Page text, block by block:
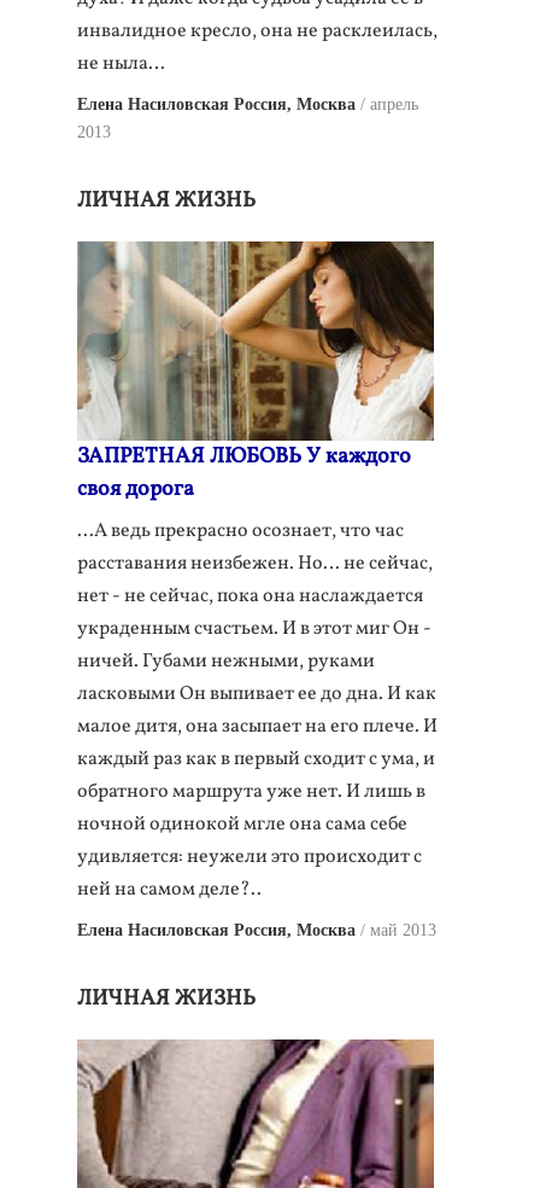
инвалидное кресло, она не расклеилась,
не ныла…
Елена Насиловская Россия, Москва
апрель
2013
ЛИЧНАЯ ЖИЗНЬ
ЗАПРЕТНАЯ ЛЮБОВЬ У каждого
своя дорога
...А ведь прекрасно осознает, что час
расставания неизбежен. Но… не сейчас,
нет - не сейчас, пока она наслаждается
украденным счастьем. И в этот миг Он -
ничей. Губами нежными, руками
ласковыми Он выпивает ее до дна. И как
малое дитя, она засыпает на его плече. И
каждый раз как в первый сходит с ума, и
обратного маршрута уже нет. И лишь в
ночной одинокой мгле она сама себе
удивляется: неужели это происходит с
ней на самом деле?..
Елена Насиловская Россия, Москва май 2013
ЛИЧНАЯ ЖИЗНЬ